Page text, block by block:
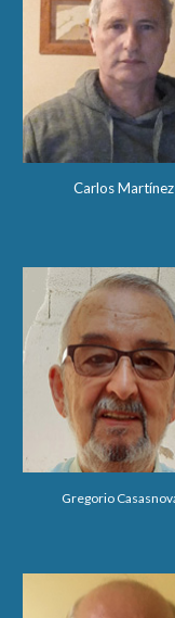
Carlos Martínez
Gregorio